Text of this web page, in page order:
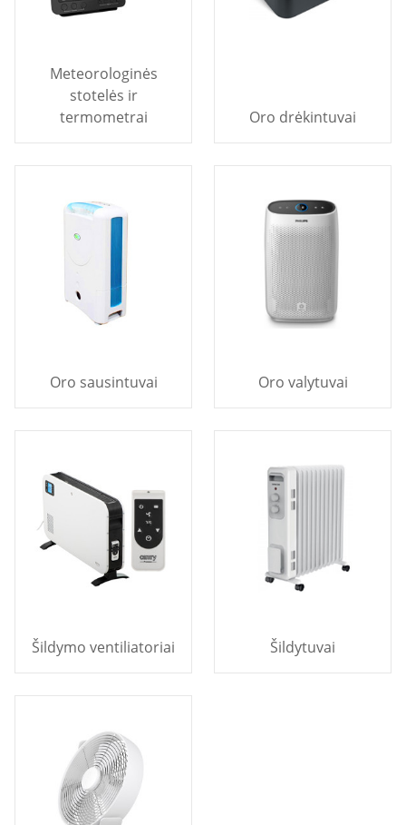
Meteorologinės
stotelės ir
termometrai
Oro drėkintuvai
Oro sausintuvai Oro valytuvai
Šildymo ventiliatoriai Šildytuvai